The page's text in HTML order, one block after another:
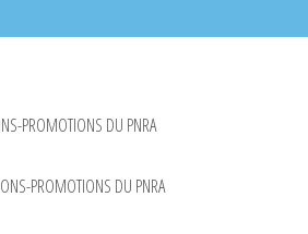
PROMOTIONS DU PNRA
PROMOTIONS DU PNRA